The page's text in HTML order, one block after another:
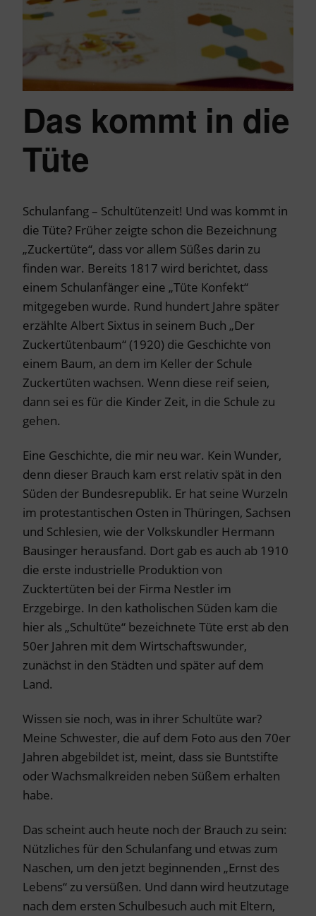
Das kommt in die
Tüte
Schulanfang – Schultütenzeit! Und was kommt in
die Tüte? Früher zeigte schon die Bezeichnung
„Zuckertüte“, dass vor allem Süßes darin zu
finden war. Bereits 1817 wird berichtet, dass
einem Schulanfänger eine „Tüte Konfekt“
mitgegeben wurde. Rund hundert Jahre später
erzählte Albert Sixtus in seinem Buch „Der
Zuckertütenbaum“ (1920) die Geschichte von
einem Baum, an dem im Keller der Schule
Zuckertüten wachsen. Wenn diese reif seien,
dann sei es für die Kinder Zeit, in die Schule zu
gehen.
Eine Geschichte, die mir neu war. Kein Wunder,
denn dieser Brauch kam erst relativ spät in den
Süden der Bundesrepublik. Er hat seine Wurzeln
im protestantischen Osten in Thüringen, Sachsen
und Schlesien, wie der Volkskundler Hermann
Bausinger herausfand. Dort gab es auch ab 1910
die erste industrielle Produktion von
Zucktertüten bei der Firma Nestler im
Erzgebirge. In den katholischen Süden kam die
hier als „Schultüte“ bezeichnete Tüte erst ab den
50er Jahren mit dem Wirtschaftswunder,
zunächst in den Städten und später auf dem
Land.
Wissen sie noch, was in ihrer Schultüte war?
Meine Schwester, die auf dem Foto aus den 70er
Jahren abgebildet ist, meint, dass sie Buntstifte
oder Wachsmalkreiden neben Süßem erhalten
habe.
Das scheint auch heute noch der Brauch zu sein:
Nützliches für den Schulanfang und etwas zum
Naschen, um den jetzt beginnenden „Ernst des
Lebens“ zu versüßen. Und dann wird heutzutage
nach dem ersten Schulbesuch auch mit Eltern,